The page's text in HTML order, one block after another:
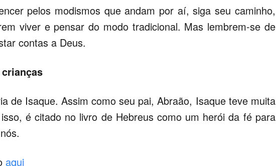
pelos modismos que andam por aí, siga seu caminho,
viver e pensar do modo tradicional. Mas lembrem-se de
contas a Deus.
de Isaque. Assim como seu pai, Abraão, Isaque teve muita
é citado no livro de Hebreus como um herói da fé para
aqui